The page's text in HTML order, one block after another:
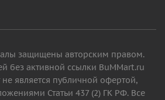
защищены авторским правом.
без активной ссылки BuMMart.ru
является публичной офертой,
Статьи 437 (2) ГК РФ. Все